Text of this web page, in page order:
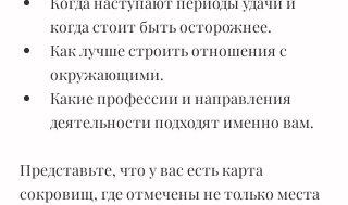
когда стоит быть осторожнее.
Как лучше строить отношения с
окружающими.
Какие профессии и направления
деятельности подходят именно вам.
Представьте, что у вас есть карта
сокровищ, где отмечены не только места